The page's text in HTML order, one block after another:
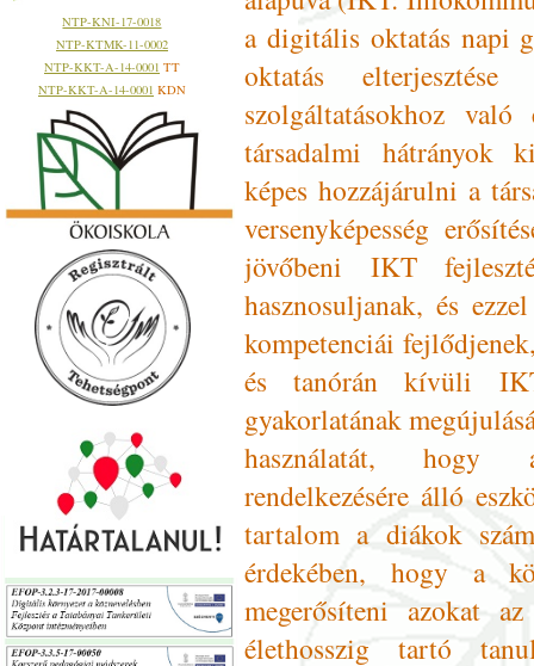
NTP-KNI-17-0018
NTP-KTMK-11-0002
NTP-KKT-A-14-0001 TT
NTP-KKT-A-14-0001 KDN
a digitális oktatás napi
oktatás
szolgáltatásokhoz
társadalmi hátrányok
képes hozzájárulni a
versenyképesség
jövőbeni IKT
hasznosuljanak, és
kompetenciái
és tanórán kívüli IKT
gyakorlatának
használatát, hogy
rendelkezésére álló
tartalom a diákok
érdekében, hogy a
megerősíteni azokat
élethosszig tartó